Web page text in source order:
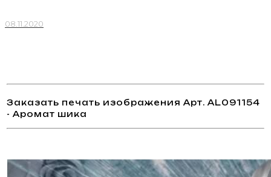
08.11.2020
Заказать печать изображения Арт. AL091154
- Аромат шика